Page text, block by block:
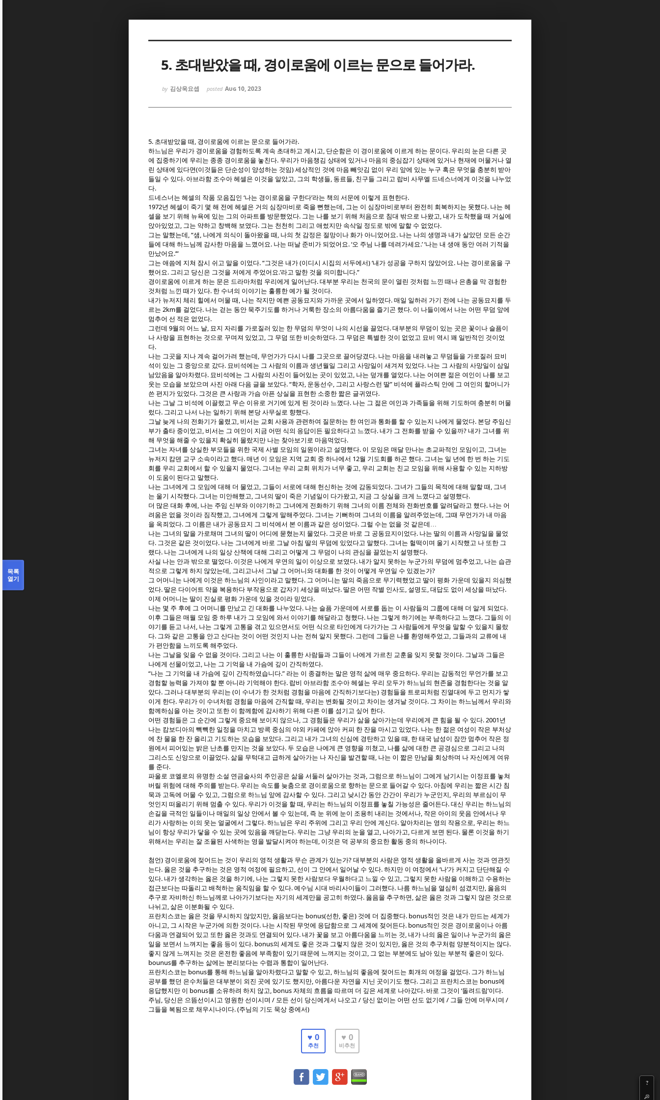
5. 초대받았을 때, 경이로움에 이르는 문으로 들어가라.
by 김상욱요셉 posted Aug 10, 2023
?
5. 초대받았을 때 , 경이로움에 이르는 문으로 들어가라.
하느님은 우리가 경이로움을 경험하도록 계속 초대하고 계시고, 단순함은 이 경이로움에 이르게 하는 문이다. 우리의 눈은 다른 곳
에 집중하기에 우리는 종종 경이로움을 놓친다. 우리가 마음챙김 상태에 있거나 마음의 중심잡기 상태에 있거나 현재에 머물거나 열
린 상태에 있다면(이것들은 단순성이 양성하는 것임) 세상적인 것에 마음 빼앗김 없이 우리 앞에 있는 누구 혹은 무엇을 충분히 받아
들일 수 있다. 아브라함 조수아 헤셀은 이것을 알았고, 그의 학생들, 동료들, 친구들 그리고 랍비 사무엘 드네스너에게 이것을 나누었
다.
드네스너는 헤셀의 작품 모음집인 ‘나는 경이로움을 구한다’라는 책의 서문에 이렇게 표현한다.
1972년 헤셀이 죽기 몇 해 전에 헤셀은 거의 심장마비로 죽을 뻔했는데 , 그는 이 심장마비로부터 완전히 회복하지는 못했다. 나는 헤
셀을 보기 위해 뉴욕에 있는 그의 아파트를 방문했었다. 그는 나를 보기 위해 처음으로 침대 밖으로 나왔고, 내가 도착했을 때 거실에
앉아있었고, 그는 약하고 창백해 보였다. 그는 천천히 그리고 애썼지만 속삭일 정도로 밖에 말할 수 없었다.
그는 말했는데 , “샘 , 나에게 의식이 돌아왔을 때 , 나의 첫 감정은 절망이나 화가 아니었어요. 나는 나의 생명과 내가 살았던 모든 순간
들에 대해 하느님께 감사한 마음을 느꼈어요. 나는 떠날 준비가 되었어요. ‘오 주님 나를 데려가세요.’ ‘나는 내 생애 동안 여러 기적을
만났어요.’”
그는 애씀에 지쳐 잠시 쉬고 말을 이었다. “그것은 내가 (이디시 시집의 서두에서) ‘내가 성공을 구하지 않았어요. 나는 경이로움을 구
했어요. 그리고 당신은 그것을 저에게 주었어요.’라고 말한 것을 의미합니다.”
경이로움에 이르게 하는 문은 드라마처럼 우리에게 일어난다. 대부분 우리는 천국의 문이 열린 것처럼 느낀 때나 은총을 막 경험한
것처럼 느낀 때가 있다. 한 수녀의 이야기는 훌륭한 예가 될 것이다.
내가 뉴저지 체리 힐에서 머물 때 , 나는 작지만 예쁜 공동묘지와 가까운 곳에서 일하였다. 매일 일하러 가기 전에 나는 공동묘지를 두
르는 2km를 걸었다. 나는 걷는 동안 묵주기도를 하거나 거룩한 장소의 아름다움을 즐기곤 했다. 이 나들이에서 나는 어떤 무덤 앞에
멈추어 선 적은 없었다.
그런데 9월의 어느 날, 묘지 자리를 가로질러 있는 한 무덤의 무엇이 나의 시선을 끌었다. 대부분의 무덤이 있는 곳은 꽃이나 슬픔이
나 사랑을 표현하는 것으로 꾸며져 있었고, 그 무덤 또한 비슷하였다. 그 무덤은 특별한 것이 없었고 묘비 역시 꽤 일반적인 것이었
다.
나는 그곳을 지나 계속 걸어가려 했는데 , 무언가가 다시 나를 그곳으로 끌어당겼다. 나는 마음을 내려놓고 무덤들을 가로질러 묘비
석이 있는 그 중앙으로 갔다. 묘비석에는 그 사람의 이름과 생년월일 그리고 사망일이 새겨져 있었다. 나는 그 사람의 사망일이 삼일
남았음을 알아차렸다. 묘비석에는 그 사람의 사진이 들어있는 곳이 있었고, 나는 덮개를 열었다. 나는 어여쁜 젊은 여인이 나를 보고
웃는 모습을 보았으며 사진 아래 다음 글을 보았다. “학자, 운동선수, 그리고 사랑스런 딸” 비석에 플라스틱 안에 그 여인의 할머니가
쓴 편지가 있었다. 그것은 큰 사랑과 가슴 아픈 상실을 표현한 소중한 짧은 글귀였다.
나는 그날 그 비석에 이끌렸고 무슨 이유로 거기에 있게 된 것이라 느꼈다. 나는 그 젊은 여인과 가족들을 위해 기도하며 충분히 머물
렀다. 그리고 나서 나는 일하기 위해 본당 사무실로 향했다.
그날 늦게 나의 전화기가 울렸고, 비서는 교회 사용과 관련하여 질문하는 한 여인과 통화를 할 수 있는지 나에게 물었다. 본당 주임신
부가 출타 중이었고, 비서는 그 여인이 지금 어떤 식의 응답이든 필요하다고 느꼈다. 내가 그 전화를 받을 수 있을까? 내가 그녀를 위
해 무엇을 해줄 수 있을지 확실히 몰랐지만 나는 찾아보기로 마음먹었다.
그녀는 자녀를 상실한 부모들을 위한 국제 사별 모임의 일원이라고 설명했다. 이 모임은 매달 만나는 초교파적인 모임이고, 그녀는
뉴저지 캄덴 교구 소속이라고 했다. 매년 이 모임은 지역 교회 중 하나에서 12월 기도회를 하곤 했다. 그녀는 일 년에 한 번 하는 기도
회를 우리 교회에서 할 수 있을지 물었다. 그녀는 우리 교회 위치가 너무 좋고, 우리 교회는 친교 모임을 위해 사용할 수 있는 지하방
이 도움이 된다고 말했다.
나는 그녀에게 그 모임에 대해 더 물었고, 그들이 서로에 대해 헌신하는 것에 감동되었다. 그녀가 그들의 목적에 대해 말할 때 , 그녀
는 울기 시작했다. 그녀는 미안해했고, 그녀의 딸이 죽은 기념일이 다가왔고, 지금 그 상실을 크게 느꼈다고 설명했다.
더 많은 대화 후에 , 나는 주임 신부와 이야기하고 그녀에게 전화하기 위해 그녀의 이름 전체와 전화번호를 알려달라고 했다. 나는 어
려움은 없을 것이라 짐작했고, 그녀에게 그렇게 말해주었다. 그녀는 기뻐하며 그녀의 이름을 알려주었는데 , 그때 무언가가 내 마음
을 옥죄었다. 그 이름은 내가 공동묘지 그 비석에서 본 이름과 같은 성이었다. 그럴 수는 없을 것 같은데 …
나는 그녀의 말을 가로채며 그녀의 딸이 어디에 묻혔는지 물었다. 그곳은 바로 그 공동묘지이었다. 나는 딸의 이름과 사망일을 물었
다. 그것은 같은 것이었다. 나는 그녀에게 바로 그날 아침 딸의 무덤에 있었다고 말했다. 그녀는 헐떡이며 울기 시작했고 나 또한 그
랬다. 나는 그녀에게 나의 일상 산책에 대해 그리고 어떻게 그 무덤이 나의 관심을 끌었는지 설명했다.
사실 나는 안과 밖으로 떨었다. 이것은 나에게 우연의 일이 이상으로 보였다. 내가 알지 못하는 누군가의 무덤에 멈추었고, 나는 습관
적으로 그렇게 하지 않았는데 , 그리고나서 그날 그 어머니와 대화를 한 것이 어떻게 우연일 수 있겠는가?
그 어머니는 나에게 이것은 하느님의 사인이라고 말했다. 그 어머니는 딸의 죽음으로 무기력했었고 딸이 평화 가운데 있을지 의심했
었다. 딸은 다이어트 약을 복용하다 부작용으로 갑자기 세상을 떠났다. 딸은 어떤 작별 인사도, 설명도, 대답도 없이 세상을 떠났다.
이제 어머니는 딸이 진실로 평화 가운데 있을 것이라 믿었다.
나는 몇 주 후에 그 어머니를 만났고 긴 대화를 나누었다. 나는 슬픔 가운데에 서로를 돕는 이 사람들의 그룹에 대해 더 알게 되었다.
이후 그들은 매월 모임 중 하루 내가 그 모임에 와서 이야기를 해달라고 청했다. 나는 그렇게 하기에는 부족하다고 느꼈다. 그들의 이
야기를 듣고 나서 , 나는 그렇게 고통을 겪고 있으면서도 어떤 식으로 타인에게 다가가는 그 사람들에게 무엇을 말할 수 있을지 몰랐
다. 그와 같은 고통을 안고 산다는 것이 어떤 것인지 나는 전혀 알지 못했다. 그런데 그들은 나를 환영해주었고, 그들과의 교류에 내
가 편안함을 느끼도록 해주었다.
나는 그날을 잊을 수 없을 것이다. 그리고 나는 이 훌륭한 사람들과 그들이 나에게 가르친 교훈을 잊지 못할 것이다. 그날과 그들은
나에게 선물이었고, 나는 그 기억을 내 가슴에 깊이 간직하였다.
“나는 그 기억을 내 가슴에 깊이 간직하였습니다.” 라는 이 종결하는 말은 영적 삶에 매우 중요하다. 우리는 감동적인 무언가를 보고
경험할 능력을 가져야 할 뿐 아니라 기억해야 한다. 랍비 아브라함 조수아 헤셀는 우리 모두가 하느님의 현존을 경험한다는 것을 알
았다. 그러나 대부분의 우리는 (이 수녀가 한 것처럼 경험을 마음에 간직하기보다는) 경험들을 트로피처럼 진열대에 두고 먼지가 쌓
이게 한다. 우리가 이 수녀처럼 경험을 마음에 간직할 때 , 우리는 변화될 것이고 차이는 생겨날 것이다. 그 차이는 하느님께서 우리와
함께하심을 아는 것이고 또한 이 함께함에 감사하기 위해 다른 이를 섬기고 싶어 한다.
어떤 경험들은 그 순간에 그렇게 중요해 보이지 않으나, 그 경험들은 우리가 삶을 살아가는데 우리에게 큰 힘을 될 수 있다. 2001 년
나는 캄보디아의 빽빽한 일정을 마치고 방콕 중심의 야외 카페에 앉아 커피 한 잔을 마시고 있었다. 나는 한 젊은 여성이 작은 부처상
에 찬 물을 한 잔 올리고 기도하는 모습을 보았다. 그리고 내가 그녀의 신심에 경탄하고 있을 때 , 한 태국 남성이 잠깐 멈추어 작은 정
원에서 피어있는 밝은 난초를 만지는 것을 보았다. 두 모습은 나에게 큰 영향을 끼쳤고, 나를 삶에 대한 큰 공경심으로 그리고 나의
그리스도 신앙으로 이끌었다. 삶을 무턱대고 급하게 살아가는 나 자신을 발견할 때 , 나는 이 짧은 만남을 회상하며 나 자신에게 여유
를 준다.
파울로 코엘로의 유명한 소설 연금술사의 주인공은 삶을 서둘러 살아가는 것과, 그럼으로 하느님이 그에게 남기시는 이정표를 놓쳐
버릴 위험에 대해 주의를 받는다. 우리는 속도를 늦춤으로 경이로움으로 향하는 문으로 들어갈 수 있다. 아침에 우리는 짧은 시간 침
묵과 고독에 머물 수 있고, 그럼으로 하느님 앞에 감사할 수 있다. 그리고 낮시간 동안 간간이 우리가 누군인지 , 우리의 부르심이 무
엇인지 떠올리기 위해 멈출 수 있다. 우리가 이것을 할 때 , 우리는 하느님의 이정표를 놓칠 가능성은 줄어든다. 대신 우리는 하느님의
손길을 극적인 일들이나 매일의 일상 안에서 볼 수 있는데 , 즉 눈 위에 눈이 조용히 내리는 것에서나, 작은 아이의 웃음 안에서나 우
리가 사랑하는 이의 웃는 얼굴에서 그렇다. 하느님은 우리 주위에 그리고 우리 안에 계신다. 알아차리는 영의 작용으로, 우리는 하느
님이 항상 우리가 닿을 수 있는 곳에 있음을 깨닫는다. 우리는 그냥 우리의 눈을 열고, 나아가고, 다르게 보면 된다. 물론 이것을 하기
위해서는 우리는 잘 조율된 사색하는 영을 발달시켜야 하는데 , 이것은 덕 공부의 중요한 활동 중의 하나이다.
첨언) 경이로움에 젖어드는 것이 우리의 영적 생활과 무슨 관계가 있는가? 대부분의 사람은 영적 생활을 올바르게 사는 것과 연관짓
는다. 옳은 것을 추구하는 것은 영적 여정에 필요하고, 선이 그 안에서 일어날 수 있다. 하지만 이 여정에서 ‘나’가 커지고 단단해질 수
있다. 내가 생각하는 옳은 것을 하기에 , 나는 그렇지 못한 사람보다 우월하다고 느낄 수 있고, 그렇지 못한 사람을 이해하고 수용하는
접근보다는 따돌리고 배척하는 움직임을 할 수 있다. 예수님 시대 바리사이들이 그러했다. 나름 하느님을 열심히 섬겼지만, 옳음의
추구로 자비하신 하느님께로 나아가기보다는 자기의 세계만을 공고히 하였다. 옳음을 추구하면 , 삶은 옳은 것과 그렇지 않은 것으로
나뉘고, 삶은 이분화될 수 있다.
프란치스코는 옳은 것을 무시하지 않았지만, 옳음보다는 bonus(선한, 좋은) 것에 더 집중했다. bonus적인 것은 내가 만드는 세계가
아니고, 그 시작은 누군가에 의한 것이다. 나는 시작된 무엇에 응답함으로 그 세계에 젖어든다. bonus적인 것은 경이로움이나 아름
다움과 연결되어 있고 또한 옳은 것과도 연결되어 있다. 내가 꽃을 보고 아름다움을 느끼는 것 , 내가 나의 옳은 일이나 누군가의 옳은
일을 보면서 느껴지는 좋음 등이 있다. bonus의 세계도 좋은 것과 그렇지 않은 것이 있지만, 옳은 것의 추구처럼 양분적이지는 않다.
좋지 않게 느껴지는 것은 온전한 좋음에 부족함이 있기 때문에 느껴지는 것이고, 그 없는 부분에도 남아 있는 부분적 좋은이 있다.
bounus를 추구하는 삶에는 분리보다는 수렴과 통합이 일어난다.
프란치스코는 bonus를 통해 하느님을 알아차렸다고 말할 수 있고, 하느님의 좋음에 젖어드는 회개의 여정을 걸었다. 그가 하느님
공부를 했던 은수처들은 대부분이 외진 곳에 있기도 했지만, 아름다운 자연을 지닌 곳이기도 했다. 그리고 프란치스코는 bonus에
응답했지만 이 bonus를 소유하려 하지 않고, bonus 자체의 흐름을 따르며 더 깊은 세계로 나아갔다. 바로 그것이 ‘돌려드림’이다.
주님 , 당신은 으뜸선이시고 영원한 선이시며 / 모든 선이 당신에게서 나오고 / 당신 없이는 어떤 선도 없기에 / 그들 안에 머무시며 /
그들을 복됨으로 채우시나이다. (주님의 기도 묵상 중에서)
♥ 0
추천
♥ 0
비추천
목록
열기
Sketchbook5, 스케치북5
Sketchbook5, 스케치북5